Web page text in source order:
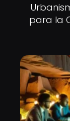
para la